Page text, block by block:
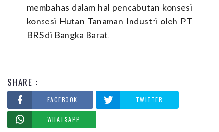
membahas dalam hal pencabutan konsesi
konsesi Hutan Tanaman Industri oleh PT
BRS di Bangka Barat.
SHARE :
FACEBOOK TWITTER
WHATSAPP